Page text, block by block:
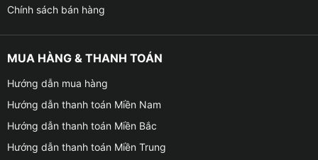
Chính sách bán hàng
MUA HÀNG & THANH TOÁN
Hướng dẫn mua hàng
Hướng dẫn thanh toán Miền Nam
Hướng dẫn thanh toán Miền Bắc
Hướng dẫn thanh toán Miền Trung